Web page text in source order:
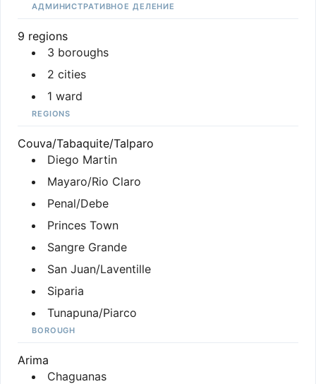
АДМИНИСТРАТИВНОЕ ДЕЛЕНИЕ
9 regions
3 boroughs
2 cities
1 ward
REGIONS
Couva/Tabaquite/Talparo
Diego Martin
Mayaro/Rio Claro
Penal/Debe
Princes Town
Sangre Grande
San Juan/Laventille
Siparia
Tunapuna/Piarco
BOROUGH
Arima
Chaguanas